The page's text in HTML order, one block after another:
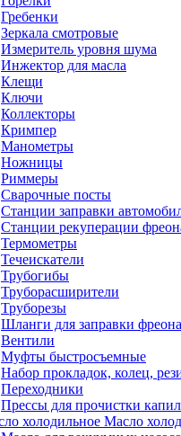
Гребенки
Зеркала смотровые
Измеритель уровня шума
Инжектор для масла
Клещи
Ключи
Коллекторы
Кримпер
Манометры
Ножницы
Риммеры
Сварочные посты
Станции заправки
Станции рекуперации
Термометры
Течеискатели
Трубогибы
Труборасширители
Труборезы
Шланги для заправки фреона
Вентили
Муфты быстросъемные
Набор прокладок, колец,
Переходники
Прессы для прочистки
Масло